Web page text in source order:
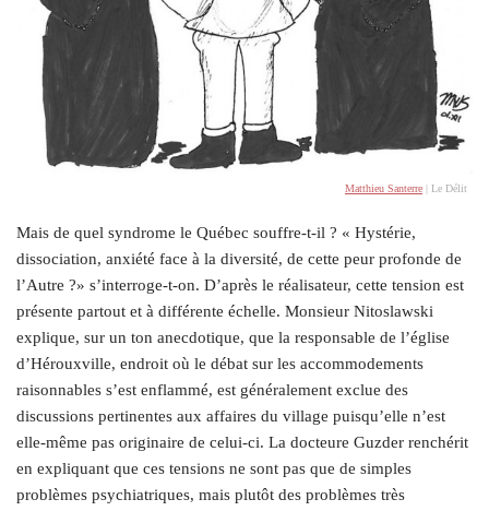
Matthieu Santerre | Le Délit
Mais de quel syndrome le Québec souffre-t-il ? « Hystérie,
dissociation, anxiété face à la diversité, de cette peur profonde de
l’Autre ?» s’interroge-t-on. D’après le réalisateur, cette tension est
présente partout et à différente échelle. Monsieur Nitoslawski
explique, sur un ton anecdotique, que la responsable de l’église
d’Hérouxville, endroit où le débat sur les accommodements
raisonnables s’est enflammé, est généralement exclue des
discussions pertinentes aux affaires du village puisqu’elle n’est
elle-même pas originaire de celui-ci. La docteure Guzder renchérit
en expliquant que ces tensions ne sont pas que de simples
problèmes psychiatriques, mais plutôt des problèmes très